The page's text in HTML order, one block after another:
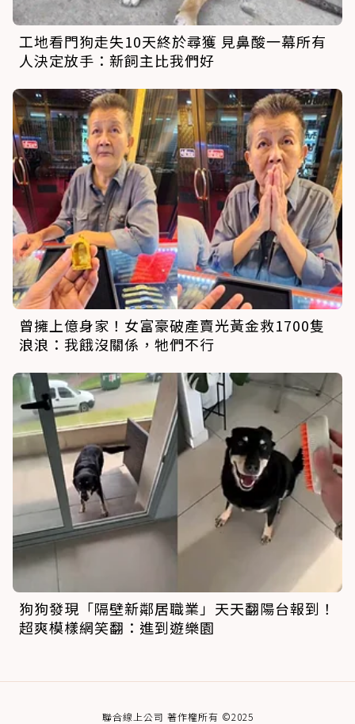
工地看門狗走失10天終於尋獲 見鼻酸一幕所有
人決定放手：新飼主比我們好
曾擁上億身家！女富豪破產賣光黃金救1700隻
浪浪：我餓沒關係，牠們不行
狗狗發現「隔壁新鄰居職業」天天翻陽台報到！
超爽模樣網笑翻：進到遊樂園
聯合線上公司 著作權所有 ©2025